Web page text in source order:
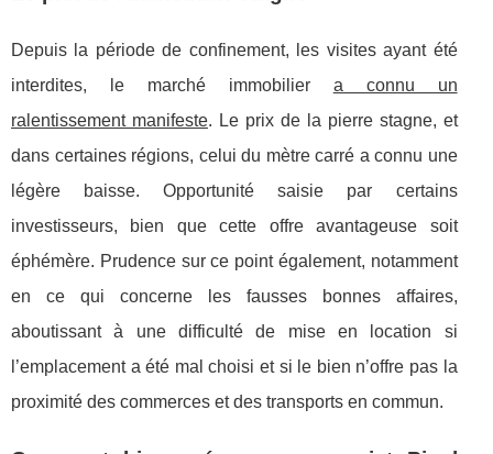
Depuis la période de confinement, les visites ayant été
interdites, le marché immobilier a connu un
ralentissement manifeste. Le prix de la pierre stagne, et
dans certaines régions, celui du mètre carré a connu une
légère baisse. Opportunité saisie par certains
investisseurs, bien que cette offre avantageuse soit
éphémère. Prudence sur ce point également, notamment
en ce qui concerne les fausses bonnes affaires,
aboutissant à une difficulté de mise en location si
l’emplacement a été mal choisi et si le bien n’offre pas la
proximité des commerces et des transports en commun.